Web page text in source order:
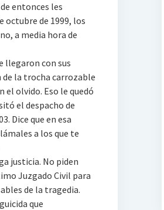
entonces les
octubre de 1999, los
a media hora de
llegaron con sus
la trocha carrozable
el olvido. Eso le quedó
el despacho de
Dice que en esa
a los que te
justicia. No piden
Juzgado Civil para
de la tragedia.
que